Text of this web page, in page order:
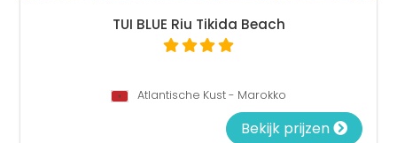
TUI BLUE Riu Tikida Beach
Atlantische Kust - Marokko
Bekijk prijzen